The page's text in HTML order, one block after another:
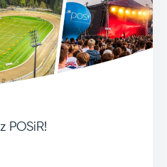
POSiR!